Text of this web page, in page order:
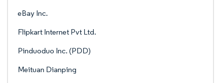
eBay Inc.
Flipkart Internet Pvt Ltd.
Pinduoduo Inc. (PDD)
Meituan Dianping